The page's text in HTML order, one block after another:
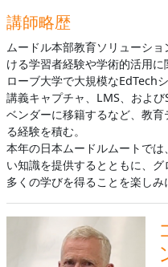
講師略歴
ムードル本部教育ソリューシ
ける学習者経験や学術的活用
ローブ大学で大規模なEdTech
講義キャプチャ、LMS、およ
ベンダーに移籍するなど、教
る経験を積む。
本年の日本ムードルムートで
い知識を提供するとともに、
多くの学びを得ることを楽しみ